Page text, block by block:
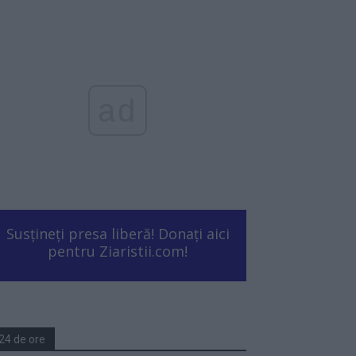
Susțineți presa liberă! Donați aici
pentru Ziaristii.com!
de ore